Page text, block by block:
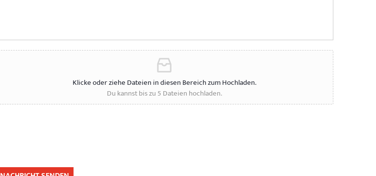
Klicke oder ziehe Dateien in diesen Bereich zum Hochladen.
Du kannst bis zu 5 Dateien hochladen.